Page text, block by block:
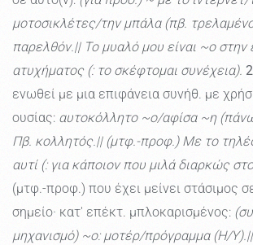
μοτοσικλέτες/την μπάλα (πβ.
παρελθόν.|| Το μυαλό μου είναι ~ο στην
ατυχήματος (: το σκέφτομαι συνέχεια).
ενωθεί με μια επιφάνεια συνήθ. με
ουσίας: αυτοκόλλητο ~ο/αφίσα ~η
Πβ. κολλητός.|| (μτφ.-προφ.) Με το
αυτί (: για κάποιον που μιλά διαρκώς
(μτφ.-προφ.) που έχει μείνει στάσιμος
σημείο· κατ' επέκτ. μπλοκαρισμένος:
μηχανισμό) ~ο: μοτέρ/πρόγραμμα (Η/